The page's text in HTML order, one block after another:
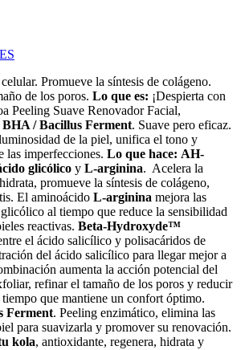
Promueve la síntesis de colágeno.
de los poros. Lo que es: ¡Despierta con
Peeling Suave Renovador Facial,
/ Bacillus Ferment. Suave pero eficaz.
de la piel, unifica el tono y
las imperfecciones. Lo que hace: AH-
glicólico y L-arginina. Acelera la
promueve la síntesis de colágeno,
El aminoácido L-arginina mejora las
al tiempo que reduce la sensibilidad
reactivas. Beta-Hydroxyde™
el ácido salicílico y polisacáridos de
del ácido salicílico para llegar mejor a
aumenta la acción potencial del
refinar el tamaño de los poros y reducir
que mantiene un confort óptimo.
Ferment. Peeling enzimático, elimina las
para suavizarla y promover su renovación.
kola, antioxidante, regenera, hidrata y